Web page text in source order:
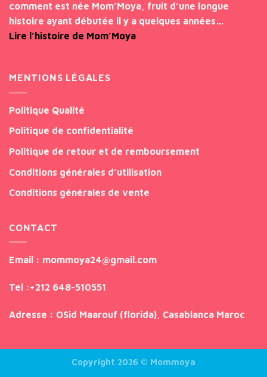
comment est née Mom’Moya, fruit d’une longue
histoire ayant débutée il y a quelques années…
Lire l’histoire de Mom’Moya
MENTIONS LÉGALES
Politique Qualité
Politique de confidentialité
Politique de retour et de remboursement
Conditions générales d’utilisation
Conditions générales de vente
CONTACT
Email : mommoya24@gmail.com
Tel :+212 648-510551
Adresse : OSid Maarouf (florida), Casablanca Maroc
Copyright 2026 © Mommoya